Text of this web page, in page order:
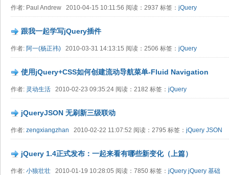
作者: Paul Andrew 2010-04-15 10:11:56 阅读：2937 标签： jQuery
跟我一起学写jQuery插件
作者: 阿一(杨正祎) 2010-03-31 14:13:15 阅读：2506 标签： jQuery
使用jQuery+CSS如何创建流动导航菜单-Fluid Navigation
作者: 灵动生活 2010-02-23 09:35:24 阅读：2182 标签： jQuery
jQueryJSON 无刷新三级联动
作者: zengxiangzhan 2010-02-22 11:07:52 阅读：2795 标签： jQuery JSON
jQuery 1.4正式发布：一起来看有哪些新变化（上篇）
作者: 小狼壮壮 2010-01-19 10:28:05 阅读：7850 标签： jQuery jQuery 基础